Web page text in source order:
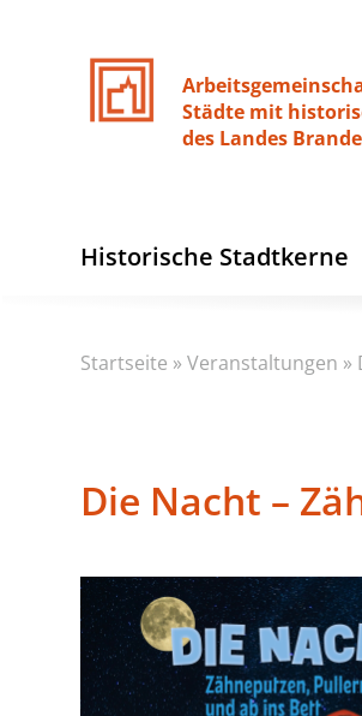
Städte mit
des Landes
Historische Stadtkerne
Startseite »Veranstaltungen »
Die Nacht –